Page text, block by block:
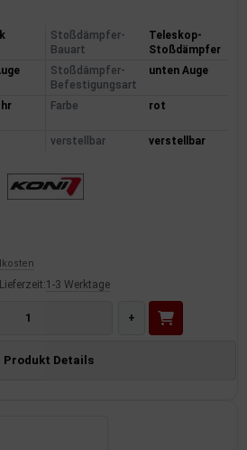
Stoßdämpfer-
Bauart
Teleskop-
Stoßdämpfer
Stoßdämpfer-
Befestigungsart
unten Auge
Farbe rot
verstellbar verstellbar
Lieferzeit:1-3 Werktage
+
Produkt Details